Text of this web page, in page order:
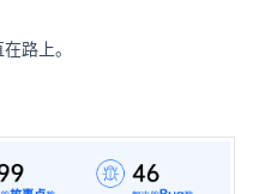
路上。